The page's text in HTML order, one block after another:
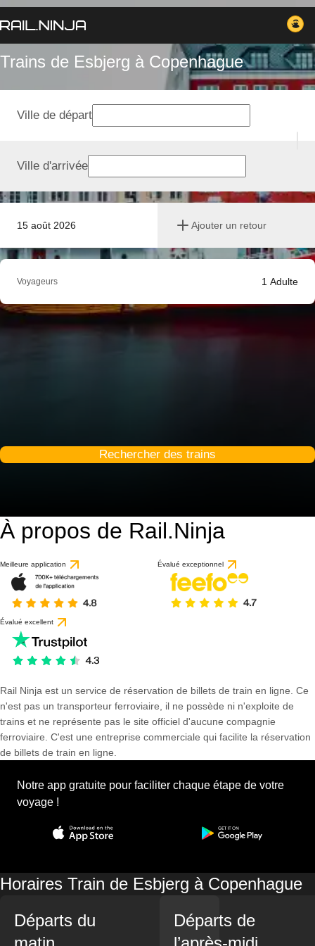
Trains de Esbjerg à Copenhague
15 août 2026 Ajouter un retour
Ville de départ
Ville d'arrivée
Voyageurs 1 Adulte
Rechercher des trains
À propos de Rail.Ninja
Meilleure application Évalué exceptionnel
Évalué excellent
Rail Ninja est un service de réservation de billets de train en ligne. Ce
n'est pas un transporteur ferroviaire, il ne possède ni n'exploite de
trains et ne représente pas le site officiel d'aucune compagnie
ferroviaire. C'est une entreprise commerciale qui facilite la réservation
de billets de train en ligne.
Notre app gratuite pour faciliter chaque étape de votre
voyage !
Horaires Train de Esbjerg à Copenhague
Départs du
Départs de
basé sur 1 avis